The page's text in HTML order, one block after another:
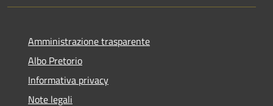
Amministrazione trasparente
Albo Pretorio
Informativa privacy
Note legali